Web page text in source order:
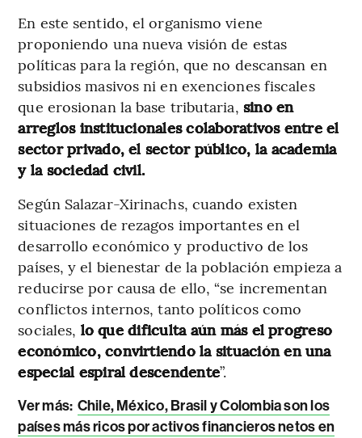
En este sentido, el organismo viene
proponiendo una nueva visión de estas
políticas para la región, que no descansan en
subsidios masivos ni en exenciones fiscales
que erosionan la base tributaria, sino en
arreglos institucionales colaborativos entre el
sector privado, el sector público, la academia
y la sociedad civil.
Según Salazar-Xirinachs, cuando existen
situaciones de rezagos importantes en el
desarrollo económico y productivo de los
países, y el bienestar de la población empieza a
reducirse por causa de ello, “se incrementan
conflictos internos, tanto políticos como
sociales, lo que dificulta aún más el progreso
económico, convirtiendo la situación en una
especial espiral descendente”.
Ver más: Chile, México, Brasil y Colombia son los
países más ricos por activos financieros netos en